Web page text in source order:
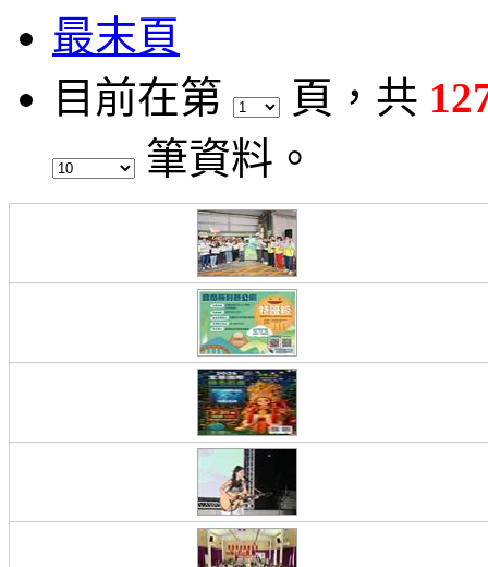
最末頁
目前在第
頁 ，共
筆資料。